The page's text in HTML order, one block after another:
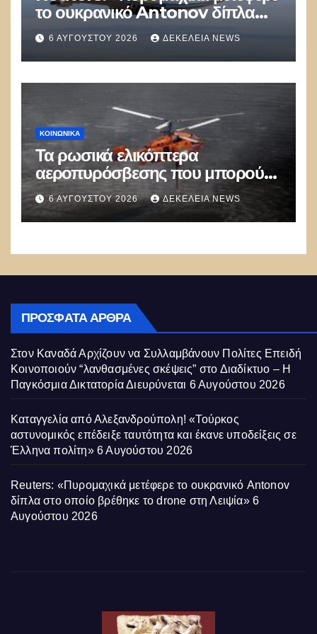
το ουκρανικό Antonov δίπλα
στο οποίο βρέθηκε το drone στη
Λειψία»
6 ΑΥΓΟΎΣΤΟΥ 2026 ΔΕΚΈΛΕΙΑ NEWS
ΚΟΙΝΩΝΙΚΑ
Τα ρωσικά ελικόπτερα
αεροπυρόσβεσης που μπορούν
να ρίχνουν 5 τόνους νερού με 8
μποφόρ
6 ΑΥΓΟΎΣΤΟΥ 2026 ΔΕΚΈΛΕΙΑ NEWS
ΠΡΌΣΦΑΤΑ ΆΡΘΡΑ
Στον Καναδά Αρχίζουν να Συλλαμβάνουν Πολίτες Επειδή
Κοινοποιούν “λανθασμένες σκέψεις” στο Διαδίκτυο – Η
Παγκόσμια Δικτατορία Διευρύνεται 6 Αυγούστου 2026
Καταγγελία από Αλεξανδρούπολη! «Τούρκος
αστυνομικός επέδειξε ταυτότητα και έκανε υποδείξεις σε
Έλληνα πολίτη» 6 Αυγούστου 2026
Reuters: «Πυρομαχικά μετέφερε το ουκρανικό Antonov
δίπλα στο οποίο βρέθηκε το drone στη Λειψία» 6
Αυγούστου 2026